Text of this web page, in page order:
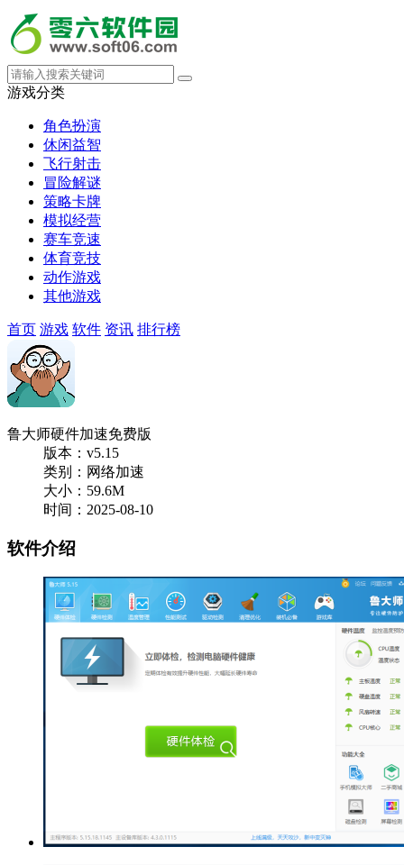
游戏分类
角色扮演
休闲益智
飞行射击
冒险解谜
策略卡牌
模拟经营
赛车竞速
体育竞技
动作游戏
其他游戏
首页 游戏 软件 资讯 排行榜
鲁大师硬件加速免费版
版本：v5.15
类别：网络加速
大小：59.6M
时间：2025-08-10
软件介绍